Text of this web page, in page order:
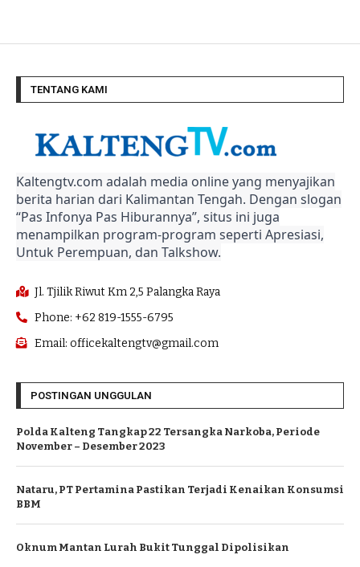
TENTANG KAMI
Kaltengtv.com adalah media online yang menyajikan
berita harian dari Kalimantan Tengah. Dengan slogan
“Pas Infonya Pas Hiburannya”, situs ini juga
menampilkan program-program seperti Apresiasi,
Untuk Perempuan, dan Talkshow.
Jl. Tjilik Riwut Km 2,5 Palangka Raya
Phone: +62 819-1555-6795
Email: officekaltengtv@gmail.com
POSTINGAN UNGGULAN
Polda Kalteng Tangkap 22 Tersangka Narkoba, Periode
November – Desember 2023
Nataru, PT Pertamina Pastikan Terjadi Kenaikan Konsumsi
BBM
Oknum Mantan Lurah Bukit Tunggal Dipolisikan